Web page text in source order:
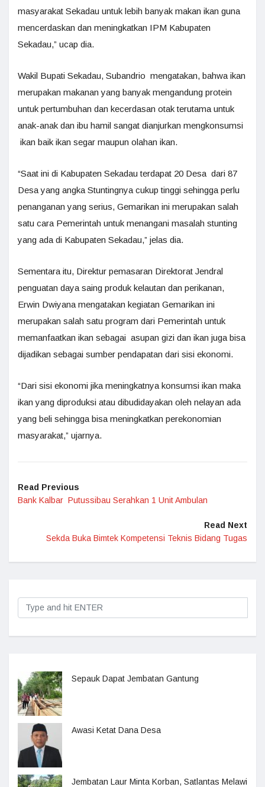
masyarakat Sekadau untuk lebih banyak makan ikan guna
mencerdaskan dan meningkatkan IPM Kabupaten
Sekadau,” ucap dia.
Wakil Bupati Sekadau, Subandrio mengatakan, bahwa ikan
merupakan makanan yang banyak mengandung protein
untuk pertumbuhan dan kecerdasan otak terutama untuk
anak-anak dan ibu hamil sangat dianjurkan mengkonsumsi
ikan baik ikan segar maupun olahan ikan.
“Saat ini di Kabupaten Sekadau terdapat 20 Desa dari 87
Desa yang angka Stuntingnya cukup tinggi sehingga perlu
penanganan yang serius, Gemarikan ini merupakan salah
satu cara Pemerintah untuk menangani masalah stunting
yang ada di Kabupaten Sekadau,” jelas dia.
Sementara itu, Direktur pemasaran Direktorat Jendral
penguatan daya saing produk kelautan dan perikanan,
Erwin Dwiyana mengatakan kegiatan Gemarikan ini
merupakan salah satu program dari Pemerintah untuk
memanfaatkan ikan sebagai asupan gizi dan ikan juga bisa
dijadikan sebagai sumber pendapatan dari sisi ekonomi.
“Dari sisi ekonomi jika meningkatnya konsumsi ikan maka
ikan yang diproduksi atau dibudidayakan oleh nelayan ada
yang beli sehingga bisa meningkatkan perekonomian
masyarakat,” ujarnya.
Read Previous
Bank Kalbar Putussibau Serahkan 1 Unit Ambulan
Read Next
Sekda Buka Bimtek Kompetensi Teknis Bidang Tugas
Sepauk Dapat Jembatan Gantung
Awasi Ketat Dana Desa
Jembatan Laur Minta Korban, Satlantas Melawi